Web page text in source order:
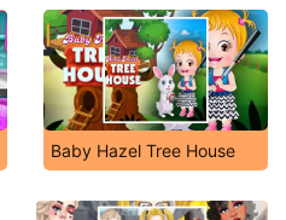
Baby Hazel Tree House